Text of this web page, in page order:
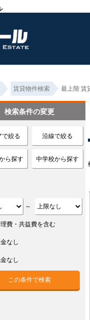
賃貸物件検索 最上階 賃
検索条件の変更
で絞る 沿線で絞る
ら探す 中学校から探す
～
費・共益費を含む
なし
なし